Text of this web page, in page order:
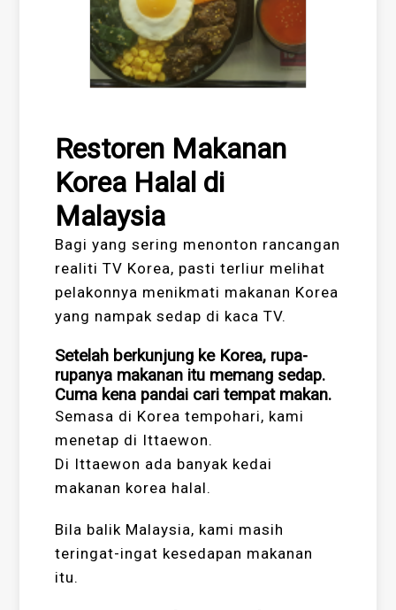
Restoren Makanan
Korea Halal di
Malaysia
Bagi yang sering menonton rancangan
realiti TV Korea, pasti terliur melihat
pelakonnya menikmati makanan Korea
yang nampak sedap di kaca TV.
Setelah berkunjung ke Korea, rupa-
rupanya makanan itu memang sedap.
Cuma kena pandai cari tempat makan.
Semasa di Korea tempohari, kami
menetap di Ittaewon.
Di Ittaewon ada banyak kedai
makanan korea halal.
Bila balik Malaysia, kami masih
teringat-ingat kesedapan makanan
itu.